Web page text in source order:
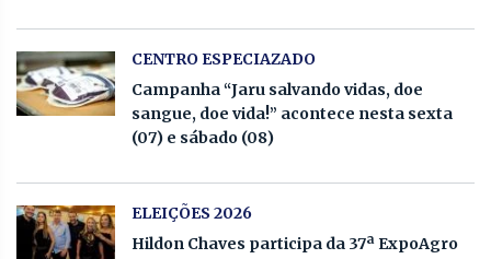
CENTRO ESPECIAZADO
Campanha “Jaru salvando vidas, doe
sangue, doe vida!” acontece nesta sexta
(07) e sábado (08)
ELEIÇÕES 2026
Hildon Chaves participa da 37ª ExpoAgro